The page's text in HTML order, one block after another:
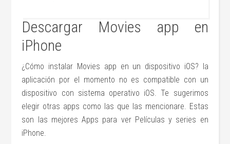
Descargar Movies app en
iPhone
¿Cómo instalar Movies app en un dispositivo iOS? la
aplicación por el momento no es compatible con un
dispositivo con sistema operativo iOS. Te sugerimos
elegir otras apps como las que las mencionare. Estas
son las mejores Apps para ver Películas y series en
iPhone.